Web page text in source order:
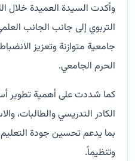
وأكدت السيدة العميدة خلال
التربوي إلى جانب الجانب
جامعية متوازنة وتعزيز
الحرم الجامعي.
كما شددت على أهمية تطوير
الكادر التدريسي والطالبات،
بما يدعم تحسين جودة التعليم
وتنظيماً.